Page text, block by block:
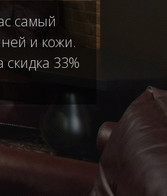
самый
и кожи.
33%